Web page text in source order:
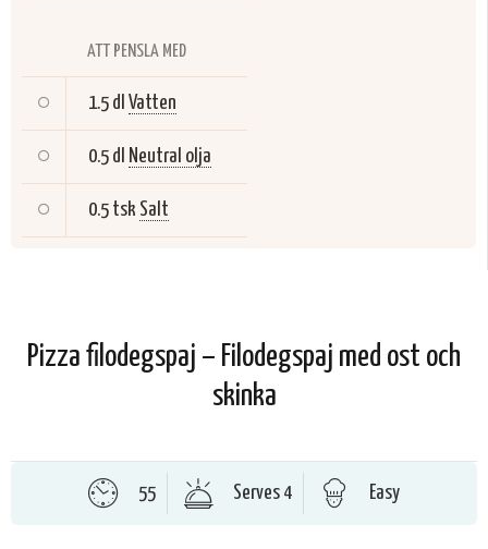
ATT PENSLA MED
1.5 dl Vatten
0.5 dl Neutral olja
0.5 tsk Salt
Pizza filodegspaj – Filodegspaj med ost och
skinka
55 Serves 4 Easy